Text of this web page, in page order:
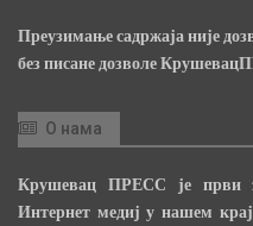
Преузимање садржаја није
без писане дозволе
О нама
Крушевац ПРЕСС је први
Интернет медиј у нашем